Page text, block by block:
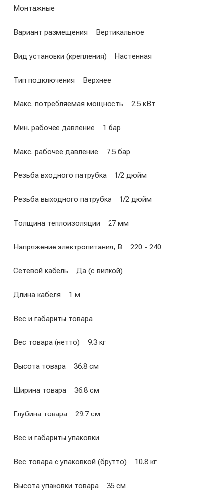
Монтажные
Вариант размещения Вертикальное
Вид установки (крепления) Настенная
Тип подключения Верхнее
Макс. потребляемая мощность 2.5 кВт
Мин. рабочее давление 1 бар
Макс. рабочее давление 7,5 бар
Резьба входного патрубка 1/2 дюйм
Резьба выходного патрубка 1/2 дюйм
Толщина теплоизоляции 27 мм
Напряжение электропитания, В 220 - 240
Сетевой кабель Да (с вилкой)
Длина кабеля 1 м
Вес и габариты товара
Вес товара (нетто) 9.3 кг
Высота товара 36.8 см
Ширина товара 36.8 см
Глубина товара 29.7 см
Вес и габариты упаковки
Вес товара с упаковкой (брутто) 10.8 кг
Высота упаковки товара 35 см